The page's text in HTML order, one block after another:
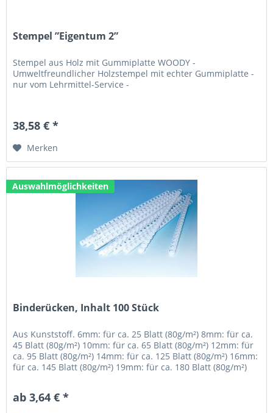
Stempel ”Eigentum 2”
Stempel aus Holz mit Gummiplatte WOODY -
Umweltfreundlicher Holzstempel mit echter Gummiplatte -
nur vom Lehrmittel-Service -
38,58 € *
Merken
Auswahlmöglichkeiten
Binderücken, Inhalt 100 Stück
Aus Kunststoff. 6mm: für ca. 25 Blatt (80g/m²) 8mm: für ca.
45 Blatt (80g/m²) 10mm: für ca. 65 Blatt (80g/m²) 12mm: für
ca. 95 Blatt (80g/m²) 14mm: für ca. 125 Blatt (80g/m²) 16mm:
für ca. 145 Blatt (80g/m²) 19mm: für ca. 180 Blatt (80g/m²)
ab 3,64 € *